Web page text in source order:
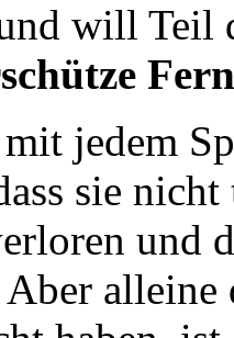
will Teil
jedem
sie
und
alleine